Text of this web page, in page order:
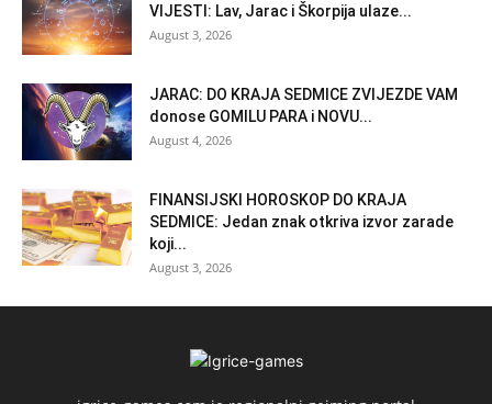
VIJESTI: Lav, Jarac i Škorpija ulaze...
August 3, 2026
JARAC: DO KRAJA SEDMICE ZVIJEZDE VAM
donose GOMILU PARA i NOVU...
August 4, 2026
FINANSIJSKI HOROSKOP DO KRAJA
SEDMICE: Jedan znak otkriva izvor zarade
koji...
August 3, 2026